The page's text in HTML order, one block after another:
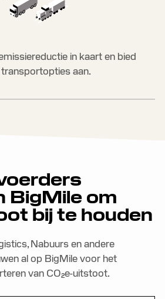
in kaart en bied
aan.
BigMile om
bij te houden
Nabuurs en andere
al op BigMile voor het
van CO₂e-uitstoot.